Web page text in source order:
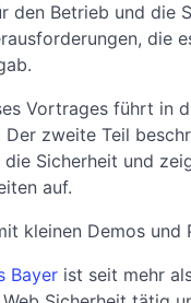
den Betrieb und die
die
Vortrages führt in
Der zweite Teil
Sicherheit und
auf.
kleinen Demos und
Bayer ist seit mehr